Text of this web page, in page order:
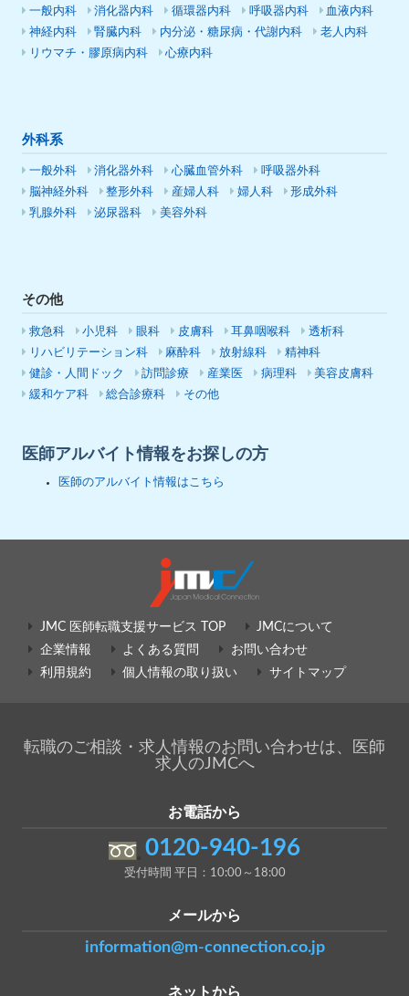
一般内科 消化器内科 循環器内科 呼吸器内科
血液内科
神経内科
腎臓内科 内分泌・糖尿病・代謝内科
老人内科
リウマチ・膠原病内科
心療内科
外科系
一般外科 消化器外科 心臓血管外科
呼吸器外科
脳神経外科
整形外科 産婦人科 婦人科
形成外科
乳腺外科
泌尿器科 美容外科
その他
救急科 小児科 眼科 皮膚科 耳鼻咽喉科
透析科
リハビリテーション科
麻酔科 放射線科
精神科
健診・人間ドック
訪問診療 産業医 病理科
美容皮膚科
緩和ケア科
総合診療科 その他
医師アルバイト情報をお探しの方
医師のアルバイト情報はこちら
JMC 医師転職支援サービス TOP
JMCについて
企業情報
よくある質問
お問い合わせ
利用規約
個人情報の取り扱い サイトマップ
転職のご相談・求人情報のお問い合わせは、医師
求人のJMCへ
お電話から
0120-940-196
受付時間 平日：10:00～18:00
メールから
information@m-connection.co.jp
ネットから